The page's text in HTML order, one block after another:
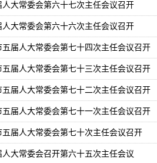
人大常委会第六十七次主任会议召开
人大常委会第六十六次主任会议召开
五届人大常委会第七十四次主任会议召开
五届人大常委会第七十三次主任会议召开
五届人大常委会第七十二次主任会议召开
五届人大常委会第七十一次主任会议召开
五届人大常委会第七十次主任会议召开
人大常委会召开第六十五次主任会议